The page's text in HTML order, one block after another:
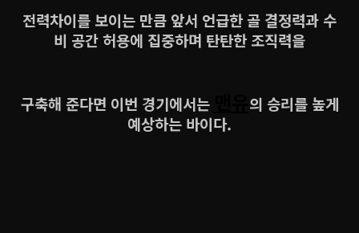
전력차이를 보이는 만큼 앞서 언급한 골 결정력과 수
비 공간 허용에 집중하며 탄탄한 조직력을
구축해 준다면 이번 경기에서는
의 승리를 높게
예상하는 바이다.